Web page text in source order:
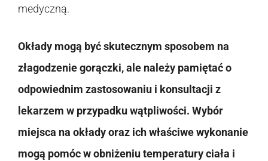
medyczną.
Okłady mogą być skutecznym sposobem na
złagodzenie gorączki, ale należy pamiętać o
odpowiednim zastosowaniu i konsultacji z
lekarzem w przypadku wątpliwości. Wybór
miejsca na okłady oraz ich właściwe wykonanie
mogą pomóc w obniżeniu temperatury ciała i